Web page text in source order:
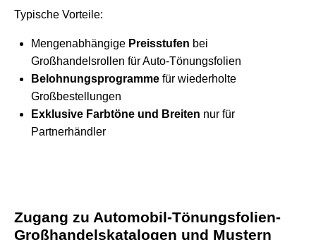
Typische Vorteile:
Mengenabhängige Preisstufen bei
Großhandelsrollen für Auto-Tönungsfolien
Belohnungsprogramme für wiederholte
Großbestellungen
Exklusive Farbtöne und Breiten nur für
Partnerhändler
Zugang zu Automobil-Tönungsfolien-
Großhandelskatalogen und Mustern